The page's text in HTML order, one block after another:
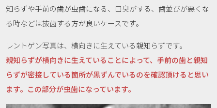
知らずや手前の歯が虫歯になる、口臭がする、歯並びが悪くな
る時などは抜歯する方が良いケースです。
レントゲン写真は、横向きに生えている親知らずです。
親知らずが横向きに生えていることによって、手前の歯と親知
らずが密接している箇所が黒ずんでいるのを確認頂けると思い
ます。この部分が虫歯になっています。